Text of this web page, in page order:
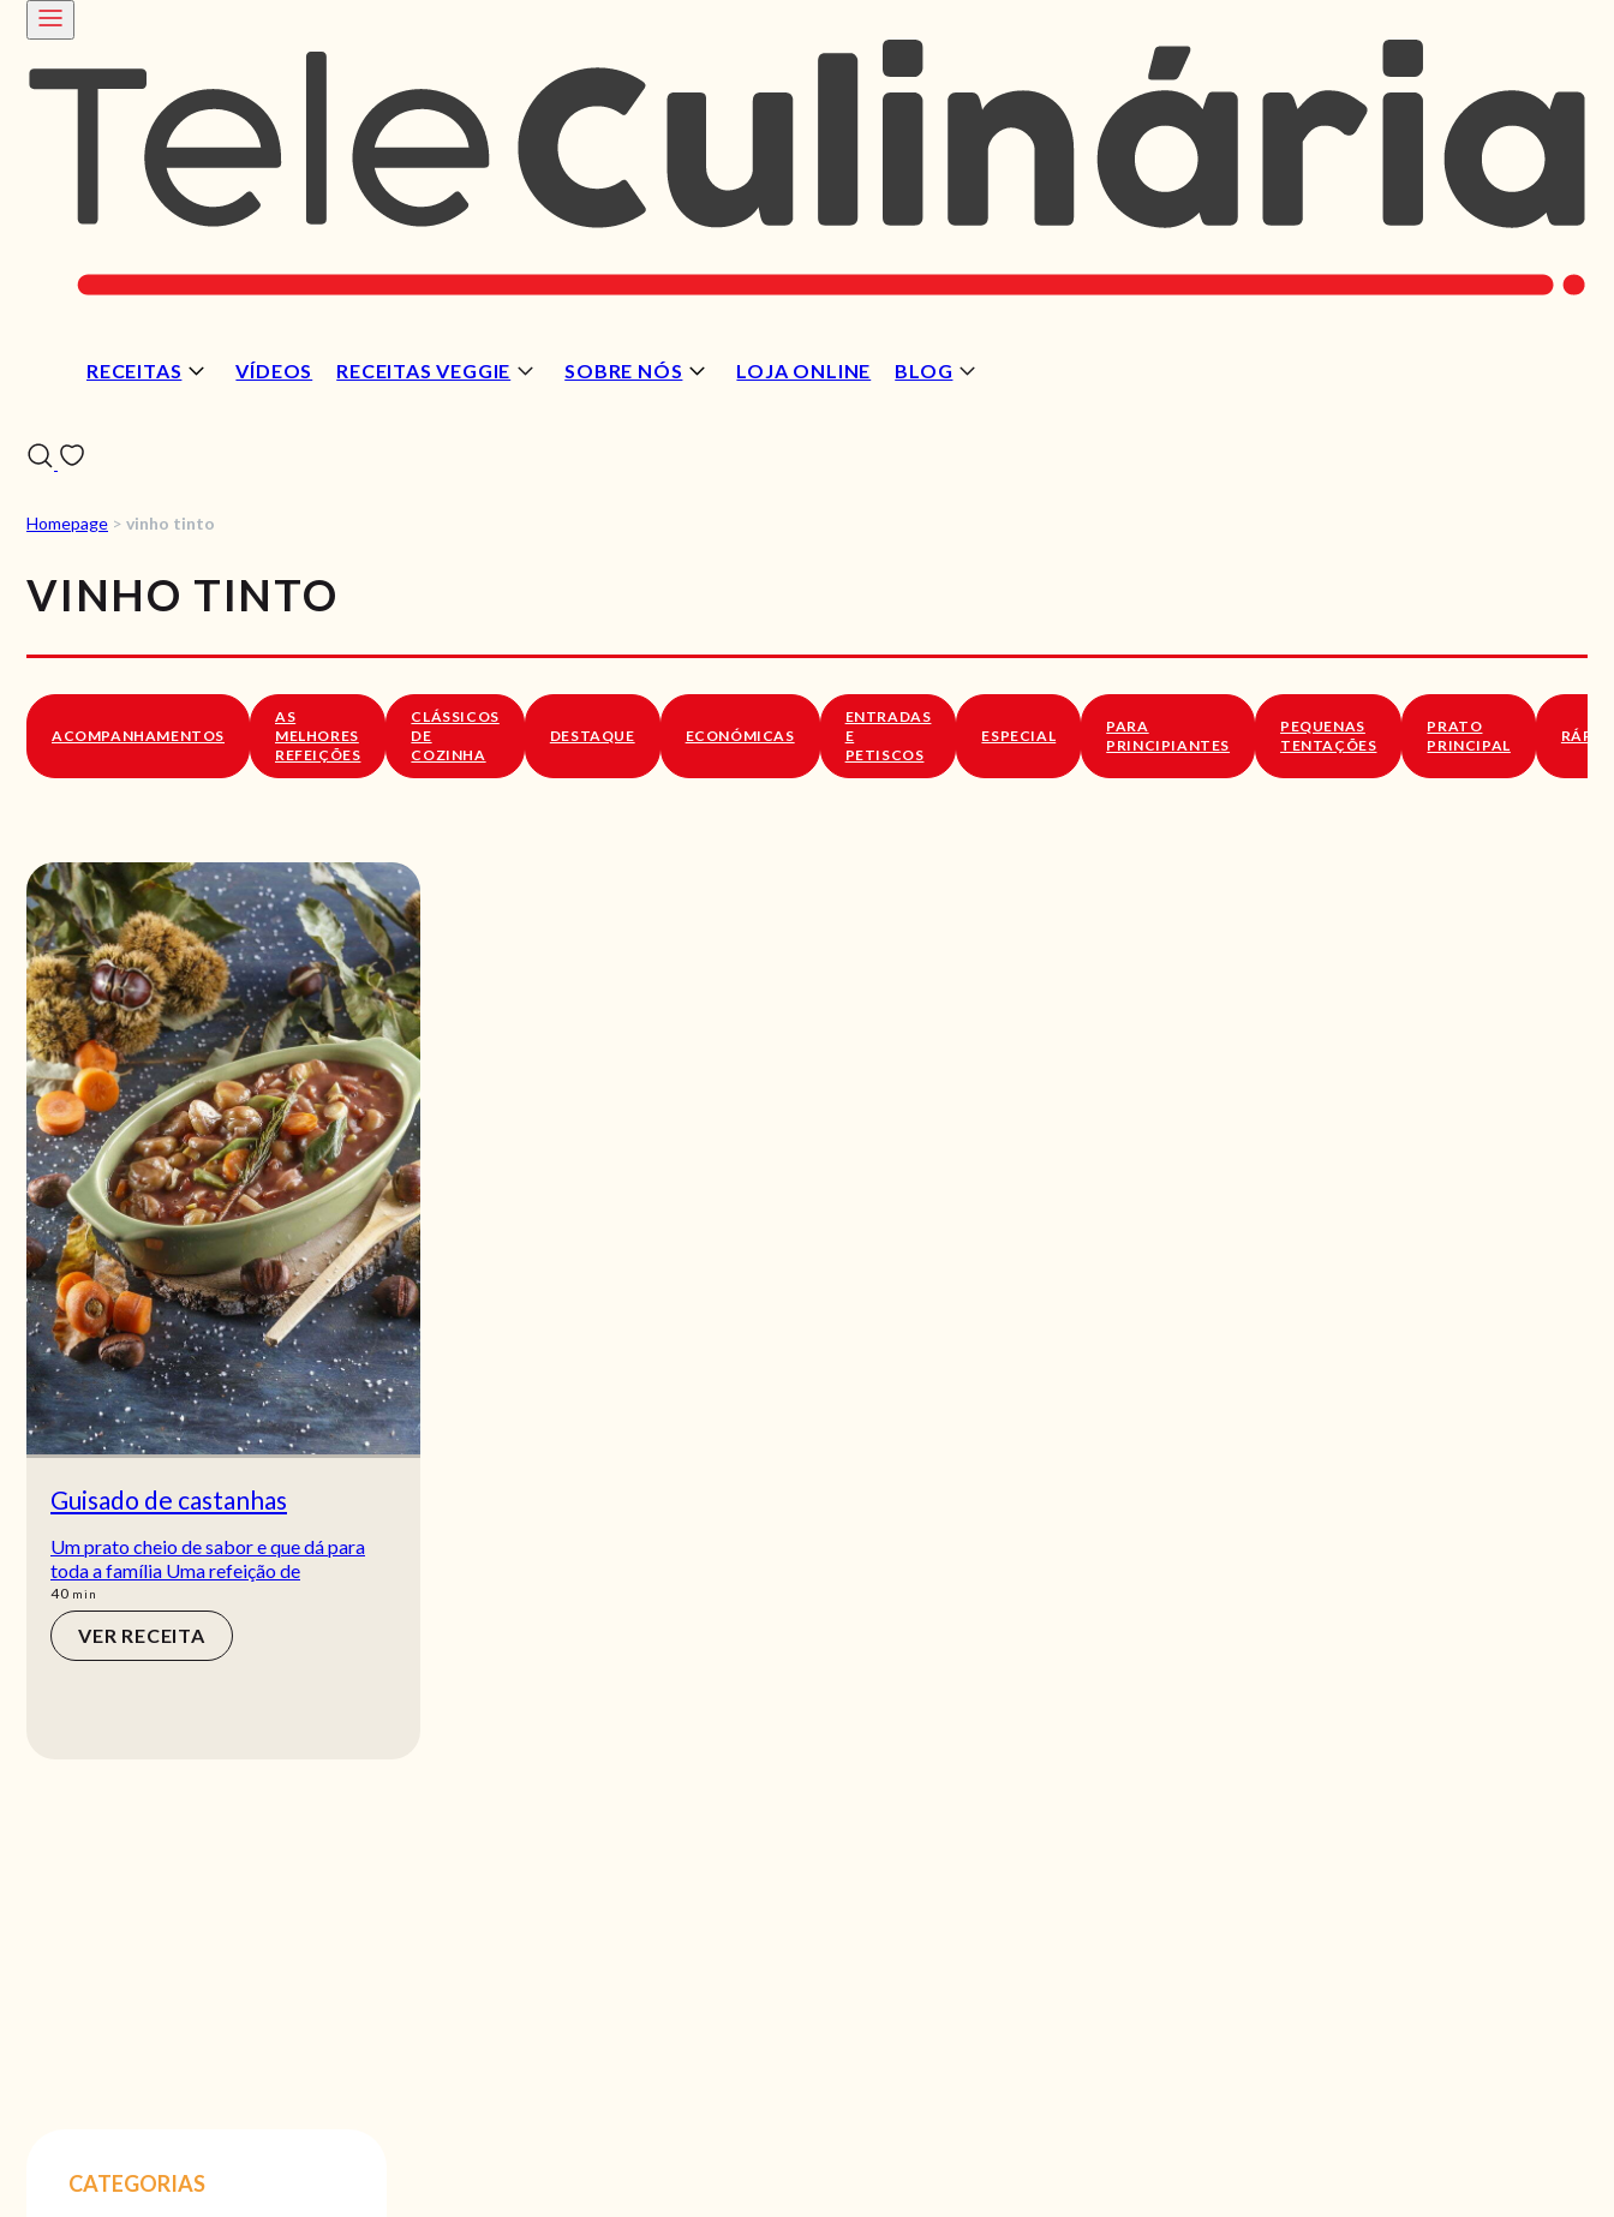
RECEITAS VÍDEOS RECEITAS VEGGIE SOBRE NÓS LOJA ONLINE BLOG
SOBRE NÓS
Homepage > vinho tinto
VINHO TINTO
ACOMPANHAMENTOS
AS
MELHORES
REFEIÇÕES
CLÁSSICOS
DE
COZINHA
DESTAQUE ECONÓMICAS
ENTRADAS
E
PETISCOS
ESPECIAL
PARA
PRINCIPIANTES
PEQUENAS
TENTAÇÕES
PRATO
PRINCIPAL
Guisado de castanhas
Um prato cheio de sabor e que dá para
toda a família Uma refeição de
40min
min
VER RECEITA
CATEGORIAS